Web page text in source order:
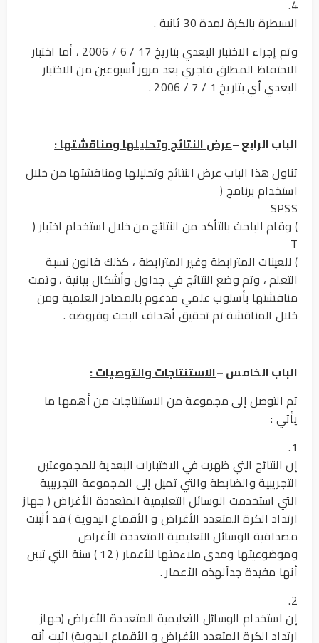
4.
السيطرة بالكرة لمدة 30 ثانية .
وتم إجراء الاختبار البعدي بتاريخ 17 / 6 / 2006 ، أما اختبار
الاحتفاظ المطلق فاجري بعد مرور أسبوعين من الاختبار
البعدي أي بتاريخ 1 / 7 / 2006 .
الباب الرابع –عرض النتائج وتحليلها ومناقشتها :
تناول هذا الباب عرض النتائج وتحليلها ومناقشتها من خلال
استخدام برنامج (
SPSS
) وقام الباحث بالتأكد من النتائج من خلال استخدام اختبار (
T
) للعينات المترابطة وغير المترابطة ، كذلك قانون نسبة
التعلم ، وتم وضع النتائج في جداول وأشكال بيانية ، وتمت
مناقشتها بأسلوب علمي مدعوم بالمصادر العلمية ومن
خلال المناقشة تم تحقيق أهداف البحث وفروضه .
الباب الخامس –الاستنتاجات والتوصيات :
تم التوصل إلى مجموعة من الاستنتاجات من أهمها ما
يأتي :
1.
إن النتائج التي ظهرت في الاختبارات البعدية للمجموعتين
التجريبية والضابطة والتي تميل إلى المجموعة التجريبية
التي استخدمت الوسائل التعليمية المتعددة الأغراض ( جهاز
ارتداد الكرة المتعدد الأغراض و الأقماع اليدوية ) قد أثبتت
مصداقية الوسائل التعليمية المتعددة الأغراض
وموضوعيتها ومدى ملاءمتها للأعمار ( 12 ) سنة التي تبين
أنها مفيدة جداًلهذه الأعمار .
2.
إن استخدام الوسائل التعليمية المتعددة الأغراض (جهاز
ارتداد الكرة المتعدد الأغراض و الأقماع اليدوية) اثبت أنه